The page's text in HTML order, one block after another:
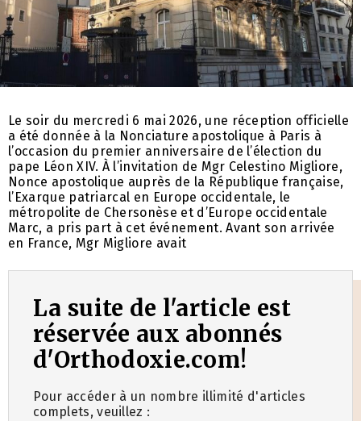
Le soir du mercredi 6 mai 2026, une réception officielle
a été donnée à la Nonciature apostolique à Paris à
l’occasion du premier anniversaire de l’élection du
pape Léon XIV. À l’invitation de Mgr Celestino Migliore,
Nonce apostolique auprès de la République française,
l’Exarque patriarcal en Europe occidentale, le
métropolite de Chersonèse et d’Europe occidentale
Marc, a pris part à cet événement. Avant son arrivée
en France, Mgr Migliore avait
La suite de l'article est
réservée aux abonnés
d'Orthodoxie.com!
Pour accéder à un nombre illimité d'articles
complets, veuillez :